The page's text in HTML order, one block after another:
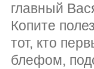
главный
Копите
тот, кто
блефом,